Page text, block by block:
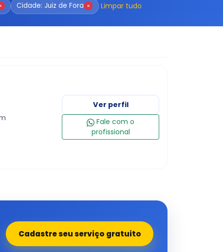
Cidade: Juiz de Fora × Limpar tudo
Ver perfil
Fale com o
profissional
Cadastre seu serviço gratuito